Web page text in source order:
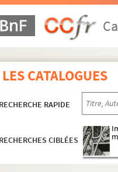
LES CATALOGUES
RECHERCHE RAPIDE
RECHERCHES CIBLÉES
Il signor Fagotto
Il signor Fagotto
L'île de Tulipatan
Il signor Fagotto
Il signor Fagotto
L'île de Tulipatan
Il signor Fagotto
L'île de Tulipatan
L'île de Tulipatan ; Il